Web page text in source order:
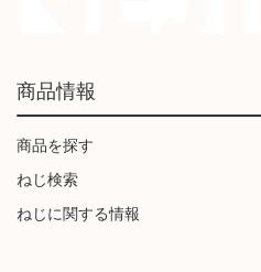
商品情報
商品を探す
ねじ検索
ねじに関する情報